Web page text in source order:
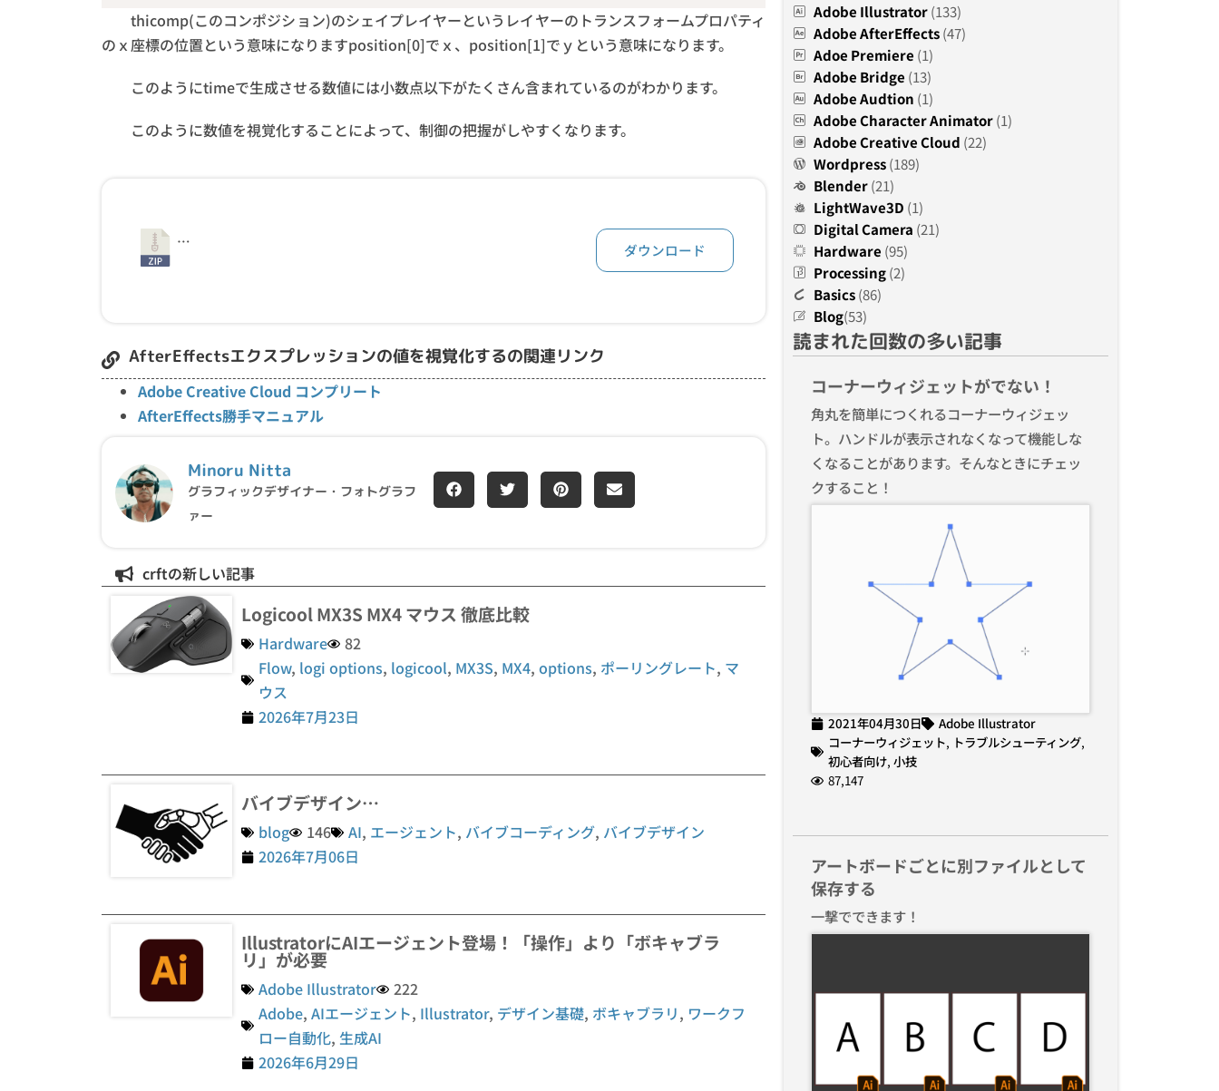
thicomp(このコンポジション)のシェイプレイヤーというレイヤーのトランスフォームプロパティ
のｘ座標の位置という意味になりますposition[0]でｘ、position[1]でｙという意味になります。
このようにtimeで生成させる数値には小数点以下がたくさん含まれているのがわかります。
このように数値を視覚化することによって、制御の把握がしやすくなります。
… ダウンロード
AfterEffectsエクスプレッションの値を視覚化するの関連リンク
Adobe Creative Cloud コンプリート
AfterEffects勝手マニュアル
Minoru Nitta
グラフィックデザイナー・フォトグラフ
ァー
crftの新しい記事
Logicool MX3S MX4 マウス 徹底比較
Hardware
82
Flow, logi options, logicool, MX3S, MX4, options, ポーリングレート, マ
ウス
2026年7月23日
バイブデザイン…
blog 146 AI, エージェント, バイブコーディング, バイブデザイン
2026年7月06日
IllustratorにAIエージェント登場！「操作」より「ボキャブラ
リ」が必要
Adobe Illustrator
222
Adobe, AIエージェント, Illustrator, デザイン基礎, ボキャブラリ, ワークフ
ロー自動化, 生成AI
2026年6月29日
Adobe Illustrator(133)
Adobe AfterEffects(47)
Adoe Premiere (1)
Adobe Bridge (13)
Adobe Audtion (1)
Adobe Character Animator(1)
Adobe Creative Cloud (22)
Wordpress(189)
Blender(21)
LightWave3D (1)
Digital Camera (21)
Hardware (95)
Processing(2)
Basics(86)
Blog(53)
読まれた回数の多い記事
コーナーウィジェットがでない！
角丸を簡単につくれるコーナーウィジェッ
ト。ハンドルが表示されなくなって機能しな
くなることがあります。そんなときにチェッ
クすること！
2021年04月30日
Adobe Illustrator
コーナーウィジェット, トラブルシューティング,
初心者向け,小技
87,147
アートボードごとに別ファイルとして
保存する
一撃でできます！